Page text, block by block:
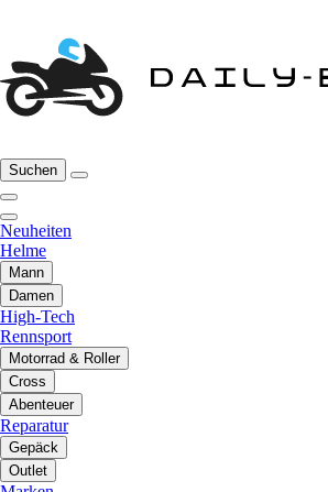
Suchen
Neuheiten
Helme
Mann
Damen
High-Tech
Rennsport
Motorrad & Roller
Cross
Abenteuer
Reparatur
Gepäck
Outlet